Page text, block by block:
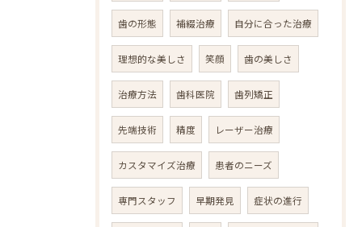
歯の形態 補綴治療 自分に合った治療
理想的な美しさ 笑顔 歯の美しさ
治療方法 歯科医院 歯列矯正
先端技術 精度 レーザー治療
カスタマイズ治療 患者のニーズ
専門スタッフ 早期発見 症状の進行